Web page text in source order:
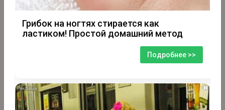
Грибок на ногтях стирается как
ластиком! Простой домашний метод
Подробнее >>
i